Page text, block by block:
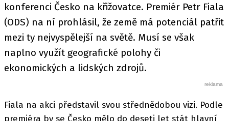
konferenci Česko na křižovatce. Premiér Petr Fiala
(ODS) na ní prohlásil, že země má potenciál patřit
mezi ty nejvyspělejší na světě. Musí se však
naplno využít geografické polohy či
ekonomických a lidských zdrojů.
Fiala na akci představil svou střednědobou vizi. Podle
premiéra by se Česko mělo do deseti let stát hlavní